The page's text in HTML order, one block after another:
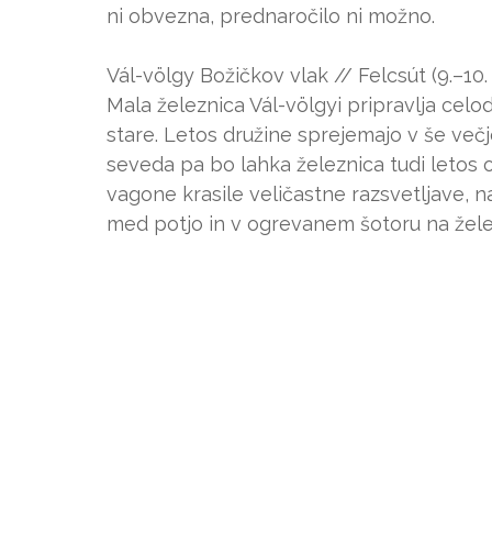
ni obvezna, prednaročilo ni možno.
Vál-völgy Božičkov vlak // Felcsút
Mala železnica Vál-völgyi pripravlja
stare. Letos družine sprejemajo v še
seveda pa bo lahka železnica tudi letos
vagone krasile veličastne razsvetljave,
med potjo in v ogrevanem šotoru na